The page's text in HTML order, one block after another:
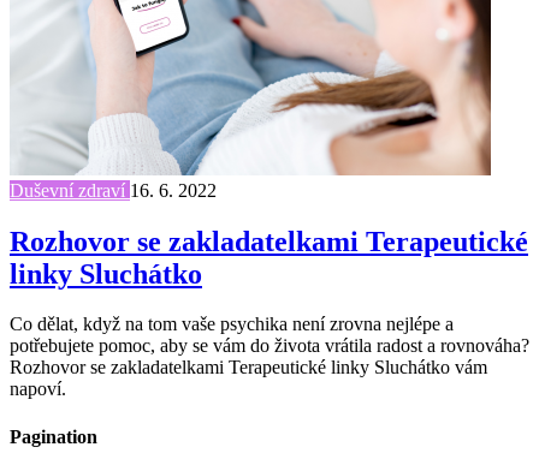
Duševní zdraví 16. 6. 2022
Rozhovor se zakladatelkami Terapeutické
linky Sluchátko
Co dělat, když na tom vaše psychika není zrovna nejlépe a
potřebujete pomoc, aby se vám do života vrátila radost a rovnováha?
Rozhovor se zakladatelkami Terapeutické linky Sluchátko vám
napoví.
Pagination